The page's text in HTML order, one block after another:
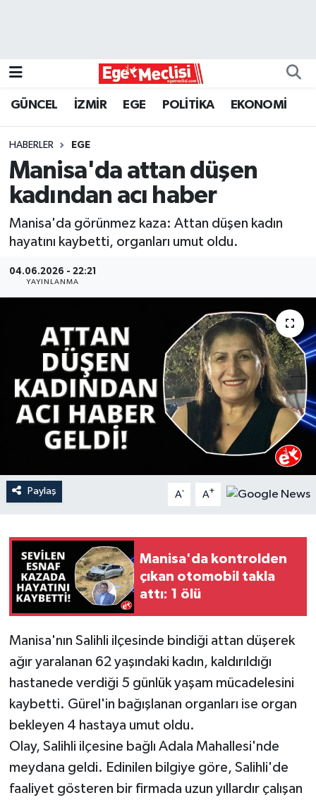
GÜNCEL İZMİR EGE POLİTİKA EKONOMİ
HABERLER EGE
Manisa'da attan düşen
kadından acı haber
Manisa'da görünmez kaza: Attan düşen kadın
hayatını kaybetti, organları umut oldu.
04.06.2026 - 22:21
YAYINLANMA
Paylaş A- A+
Manisa'da kontrolden
çıkan otomobil takla
attı: 1 ölü
Manisa'nın Salihli ilçesinde bindiği attan düşerek
ağır yaralanan 62 yaşındaki kadın, kaldırıldığı
hastanede verdiği 5 günlük yaşam mücadelesini
kaybetti. Gürel'in bağışlanan organları ise organ
bekleyen 4 hastaya umut oldu.
Olay, Salihli ilçesine bağlı Adala Mahallesi'nde
meydana geldi. Edinilen bilgiye göre, Salihli'de
faaliyet gösteren bir firmada uzun yıllardır çalışan
GÜNCEL
İZMİR
ÖZEL HABER
POLİTİKA
Programlar
YAŞAM